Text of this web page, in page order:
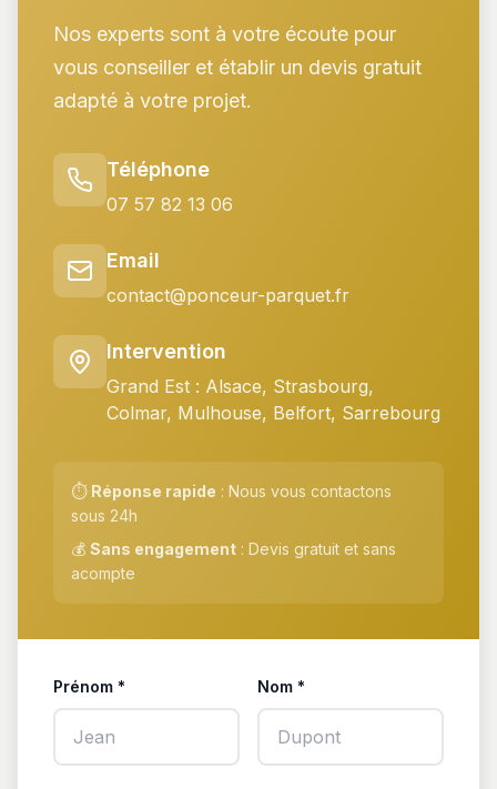
Nos experts sont à votre écoute pour
vous conseiller et établir un devis gratuit
adapté à votre projet.
Téléphone
07 57 82 13 06
Email
contact@ponceur-parquet.fr
Intervention
Grand Est : Alsace, Strasbourg,
Colmar, Mulhouse, Belfort, Sarrebourg
⏱️ Réponse rapide : Nous vous contactons
sous 24h
💰 Sans engagement : Devis gratuit et sans
acompte
Prénom * Nom *